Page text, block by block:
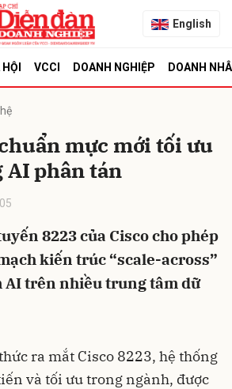
English
VCCI DOANH NGHIỆP DOANH
mực mới tối ưu
AI phân tán
8223 của Cisco cho phép
kiến trúc “scale-across”
AI trên nhiều trung tâm dữ
ra mắt Cisco 8223, hệ thống
và tối ưu trong ngành, được
Hủy